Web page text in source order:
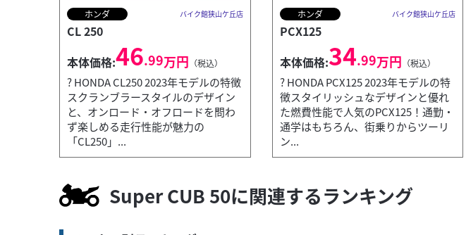
ヤマハ
本体価格:34.99万円（税込）
ホンダ バイク館狭山ケ丘店
CL 250
本体価格:46.99万円 （税込）
? HONDA CL250 2023年モデルの特徴
スクランブラースタイルのデザイン
と、オンロード・オフロードを問わ
ず楽しめる走行性能が魅力の
「CL250」...
ホンダ バイク館狭山ケ丘店
PCX125
本体価格:34.99万円 （税込）
? HONDA PCX125 2023年モデルの特
徴スタイリッシュなデザインと優れ
た燃費性能で人気のPCX125！通勤・
通学はもちろん、街乗りからツーリ
ン...
Super CUB 50に関連するランキング